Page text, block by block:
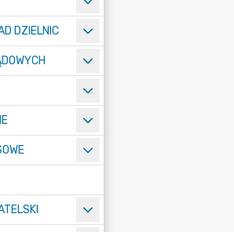
DZIELNIC